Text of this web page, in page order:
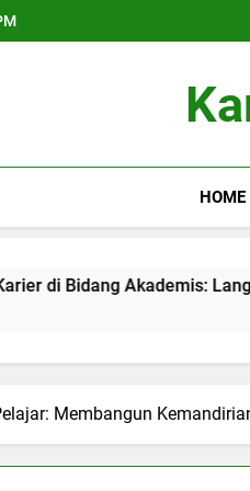
HOME
Menyusun Jalur Karier di Bidang Akademis:
Membangun